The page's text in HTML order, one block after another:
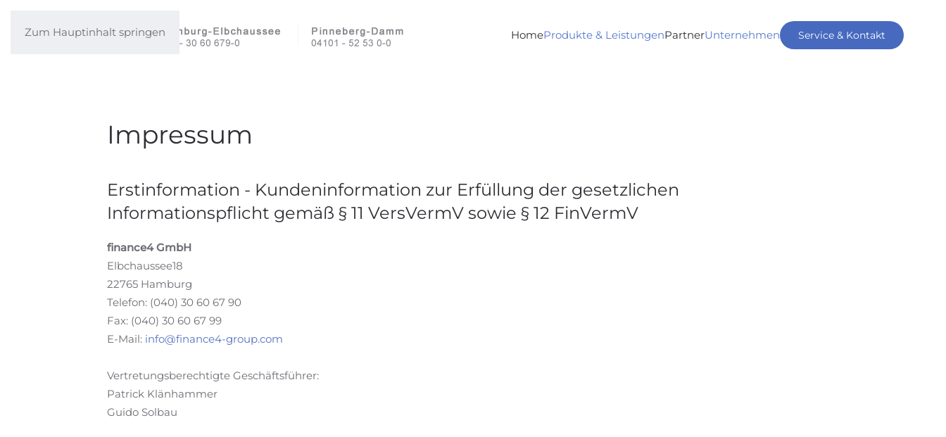
Zum Hauptinhalt springen HomeProdukte & LeistungenPartnerUnternehmen Service & Kontakt
Impressum
Erstinformation - Kundeninformation zur Erfüllung der gesetzlichen
Informationspflicht gemäß § 11 VersVermV sowie § 12 FinVermV
finance4 GmbH
Elbchaussee18
22765 Hamburg
Telefon: (040) 30 60 67 90
Fax: (040) 30 60 67 99
E-Mail: info@finance4-group.com
Vertretungsberechtigte Geschäftsführer:
Patrick Klänhammer
Guido Solbau